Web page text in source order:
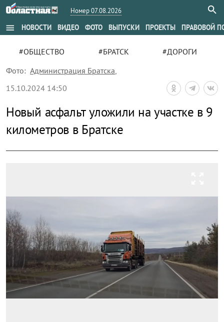
Номер 07.08.2026
menu НОВОСТИ ВИДЕО ФОТО ВЫПУСКИ ПРОЕКТЫ ПРАВОВОЙ
#ОБЩЕСТВО #БРАТСК
#ДОРОГИ
Фото: Администрация Братска,
15.10.2024 14:50
Новый асфальт уложили на участке в 9
километров в Братске